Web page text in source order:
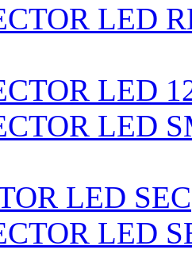
LED
LED
LED
LED SEC
LED